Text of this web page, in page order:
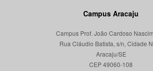
Campus Aracaju
Campus Prof. João Cardoso
Rua Cláudio Batista, s/n, Cidade
Aracaju/SE
CEP 49060-108